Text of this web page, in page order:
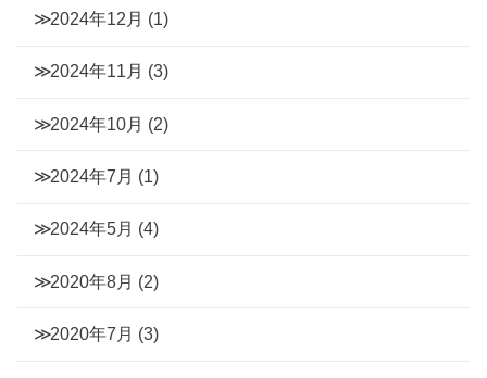
2024年12月 (1)
2024年11月 (3)
2024年10月 (2)
2024年7月 (1)
2024年5月 (4)
2020年8月 (2)
2020年7月 (3)